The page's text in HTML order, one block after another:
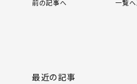
前の記事へ 一覧
最近の記事